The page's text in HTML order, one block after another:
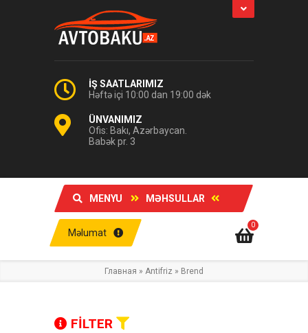
İŞ SAATLARIMIZ
Həftə içi 10:00 dan 19:00 dək
ÜNVANIMIZ
Ofis: Bakı, Azərbaycan.
Babək pr. 3
MENYU MƏHSULLAR
Məlumat
0
Главная » Antifriz » Brend
FİLTER